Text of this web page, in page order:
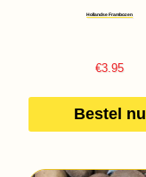
Hollandse Frambozen
€3.95
Bestel nu